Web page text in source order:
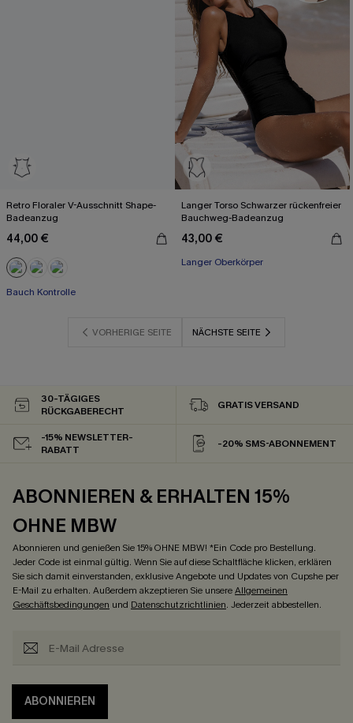
Retro Floraler V-Ausschnitt Shape-
Badeanzug
44,00 €
Bauch Kontrolle
Langer Torso Schwarzer rückenfreier
Bauchweg-Badeanzug
43,00 €
Langer Oberkörper
VORHERIGE SEITE NÄCHSTE SEITE
30-TÄGIGES
RÜCKGABERECHT
GRATIS VERSAND
-15% NEWSLETTER-
RABATT
-20% SMS-ABONNEMENT
ABONNIEREN & ERHALTEN 15%
OHNE MBW
Abonnieren und genießen Sie 15% OHNE MBW! *Ein Code pro Bestellung.
Jeder Code ist einmal gültig. Wenn Sie auf diese Schaltfläche klicken, erklären
Sie sich damit einverstanden, exklusive Angebote und Updates von Cupshe per
E-Mail zu erhalten. Außerdem akzeptieren Sie unsereAllgemeinen
Geschäftsbedingungen und Datenschutzrichtlinien. Jederzeit abbestellen.
ABONNIEREN